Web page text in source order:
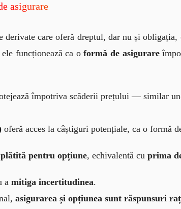
asigurare
derivate care oferă dreptul, dar nu și
funcționează ca o formă de asigurare
împotriva scăderii prețului — similar
oferă acces la câștiguri potențiale, ca o formă
pentru opțiune, echivalentă cu prima
a mitiga incertitudinea.
asigurarea și opțiunea sunt răspunsuri